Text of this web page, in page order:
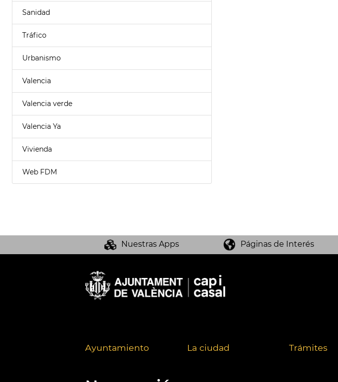
Sanidad
Tráfico
Urbanismo
Valencia
Valencia verde
Valencia Ya
Vivienda
Web FDM
Nuestras Apps Páginas de Interés
Ayuntamiento La ciudad Trámites